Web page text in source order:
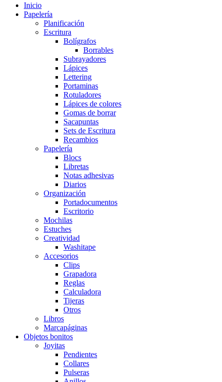
Inicio
Papelería
Planificación
Escritura
Bolígrafos
Borrables
Subrayadores
Lápices
Lettering
Portaminas
Rotuladores
Lápices de colores
Gomas de borrar
Sacapuntas
Sets de Escritura
Recambios
Papelería
Blocs
Libretas
Notas adhesivas
Diarios
Organización
Portadocumentos
Escritorio
Mochilas
Estuches
Creatividad
Washitape
Accesorios
Clips
Grapadora
Reglas
Calculadora
Tijeras
Otros
Libros
Marcapáginas
Objetos bonitos
Joyitas
Pendientes
Collares
Pulseras